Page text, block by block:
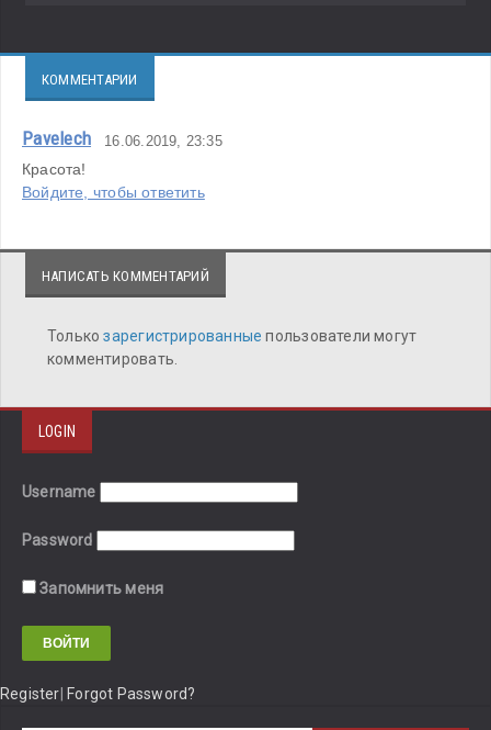
КОММЕНТАРИИ
Pavelech 16.06.2019, 23:35
Красота!
Войдите, чтобы ответить
НАПИСАТЬ КОММЕНТАРИЙ
Толькозарегистрированныепользователи могут
комментировать.
LOGIN
Username
Password
Запомнить меня
Register Forgot Password?